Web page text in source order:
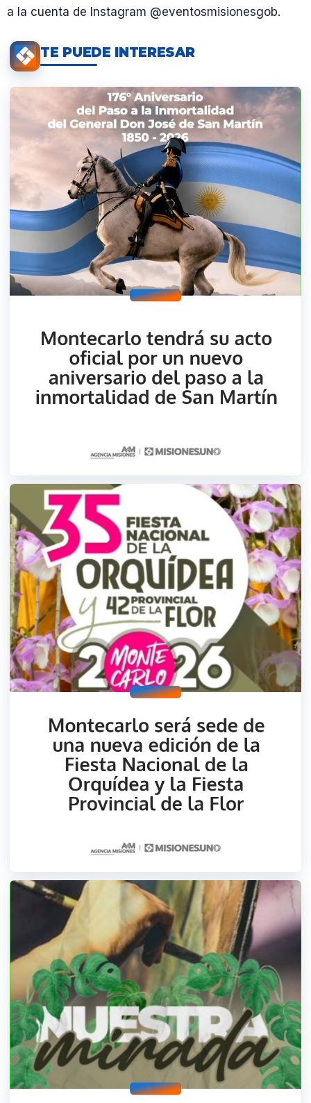
a la cuenta de Instagram @eventosmisionesgob.
TE PUEDE INTERESAR